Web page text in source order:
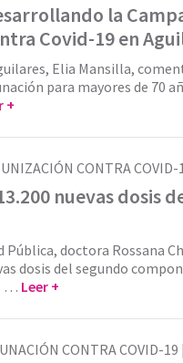
la
Covid-19 en
Elia Mansilla,
para mayores de 70
+
CONTRA COVID-
nuevas dosis
Pública, doctora Rossana
dosis del segundo
… Leer +
CONTRA COVID-19 |